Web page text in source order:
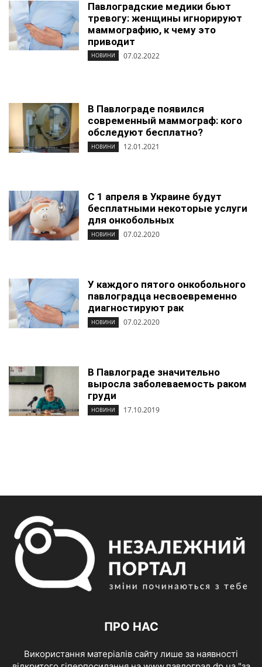
Павлоградские медики бьют
тревогу: женщины игнорируют
маммографию, к чему это
приводит
НОВИНИ 07.02.2022
В Павлограде появился
современный маммограф: кого
обследуют бесплатно?
НОВИНИ 12.01.2021
С 1 апреля в Украине будут
бесплатными некоторые услуги
для онкобольных
НОВИНИ 07.02.2020
У каждого пятого онкобольного
павлоградца несвоевременно
диагностируют рак
НОВИНИ 07.02.2020
В Павлограде значительно
выросла заболеваемость раком
груди
НОВИНИ 17.10.2019
ПРО НАС
Використання матеріалів сайту лише за наявності